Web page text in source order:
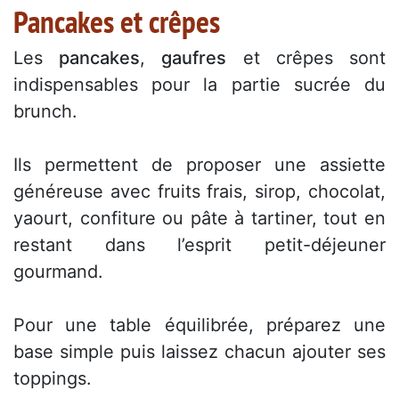
Pancakes et crêpes
Les pancakes, gaufres et crêpes sont
indispensables pour la partie sucrée du
brunch.
Ils permettent de proposer une assiette
généreuse avec fruits frais, sirop, chocolat,
yaourt, confiture ou pâte à tartiner, tout en
restant dans l’esprit petit-déjeuner
gourmand.
Pour une table équilibrée, préparez une
base simple puis laissez chacun ajouter ses
toppings.